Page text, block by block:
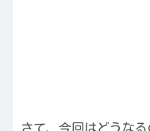
さて、今回はどうな